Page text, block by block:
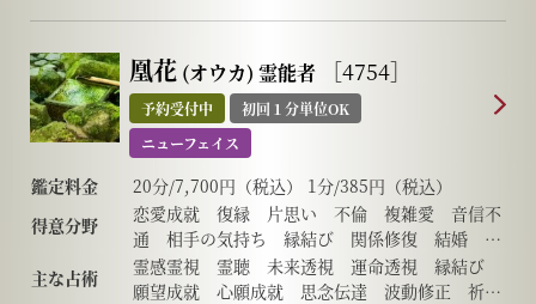
ドなど
の交信、アニマルコミュニケーション、大天使高
次元チャネリングなど
凰花 (オウカ) 霊能者 ［4754］
予約受付中
初回１分単位OK
ニューフェイス
鑑定料金
20分/7,700円（税込） 1分/385円（税込）
得意分野
恋愛成就 復縁 片思い 不倫 複雑愛 音信不
通 相手の気持ち 縁結び 関係修復 結婚 離
婚 願望成就 心願成就 仕事 転職 人間関
係 家庭問題 人生相談 運命好転 未来の選
主な占術
霊感霊視 霊聴 未来透視 運命透視 縁結び
願望成就 心願成就 思念伝達 波動修正 祈願